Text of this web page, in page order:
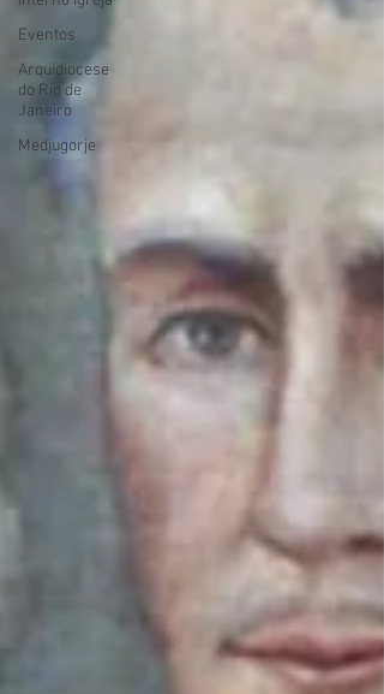
Eventos
Arquidiocese
do Rio de
Janeiro
Medjugorje